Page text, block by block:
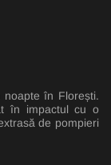
noapte în Florești.
în impactul cu o
de pompieri